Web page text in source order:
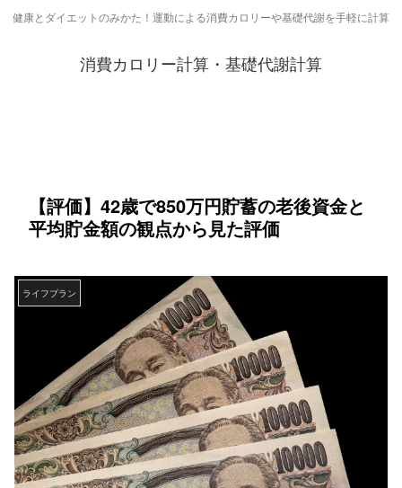
健康とダイエットのみかた！運動による消費カロリーや基礎代謝を手軽に計算
消費カロリー計算・基礎代謝計算
【評価】42歳で850万円貯蓄の老後資金と
平均貯金額の観点から見た評価
ライフプラン